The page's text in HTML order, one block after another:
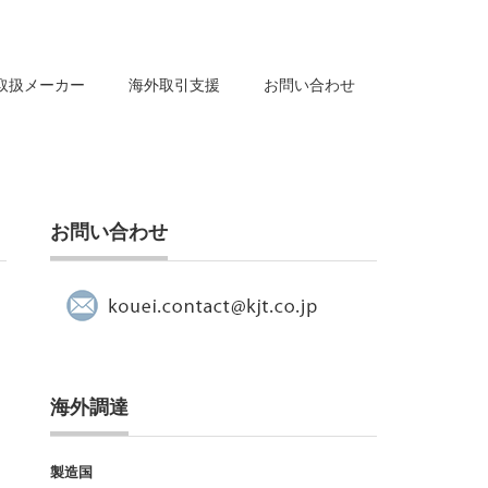
扱メーカー 海外取引支援 お問い合わせ
お問い合わせ
海外調達
製造国